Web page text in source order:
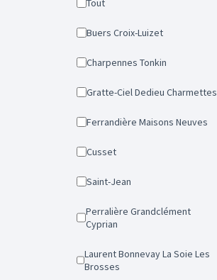
Tout
Buers Croix-Luizet
Charpennes Tonkin
Gratte-Ciel Dedieu Charmettes
Ferrandière Maisons Neuves
Cusset
Saint-Jean
Perralière Grandclément
Cyprian
Laurent Bonnevay La Soie Les
Brosses